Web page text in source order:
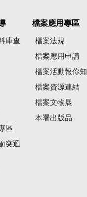
庫查
區
突迴
檔案應用專區
檔案法規
檔案應用申請
檔案活動報你知
檔案資源連結
檔案文物展
本署出版品